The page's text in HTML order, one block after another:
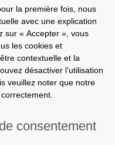
la première fois, nous
avec une explication
sur « Accepter », vous
les cookies et
contextuelle et la
désactiver l’utilisation
veuillez noter que notre
consentement